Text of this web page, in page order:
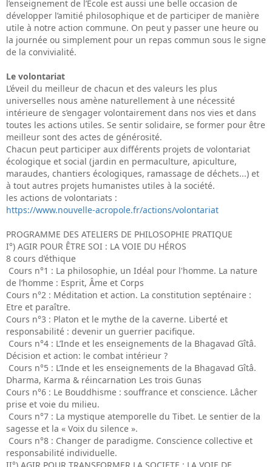
l’enseignement de l’École est aussi une belle occasion de
développer l’amitié philosophique et de participer de manière
utile à notre action commune. On peut y passer une heure ou
la journée ou simplement pour un repas commun sous le signe
de la convivialité.
Le volontariat
L’éveil du meilleur de chacun et des valeurs les plus
universelles nous amène naturellement à une nécessité
intérieure de s’engager volontairement dans nos vies et dans
toutes les actions utiles. Se sentir solidaire, se former pour être
meilleur sont des actes de générosité.
Chacun peut participer aux différents projets de volontariat
écologique et social (jardin en permaculture, apiculture,
maraudes, chantiers écologiques, ramassage de déchets...) et
à tout autres projets humanistes utiles à la société.
les actions de volontariats :
https://www.nouvelle-acropole.fr/actions/volontariat
PROGRAMME DES ATELIERS DE PHILOSOPHIE PRATIQUE
I°) AGIR POUR ÊTRE SOI : LA VOIE DU HÉROS
8 cours d’éthique
Cours n°1 : La philosophie, un Idéal pour l'homme. La nature
de l’homme : Esprit, Âme et Corps
Cours n°2 : Méditation et action. La constitution septénaire :
Etre et paraître.
Cours n°3 : Platon et le mythe de la caverne. Liberté et
responsabilité : devenir un guerrier pacifique.
Cours n°4 : L’Inde et les enseignements de la Bhagavad Gîtâ.
Décision et action: le combat intérieur ?
Cours n°5 : L’Inde et les enseignements de la Bhagavad Gîtâ.
Dharma, Karma & réincarnation Les trois Gunas
Cours n°6 : Le Bouddhisme : souffrance et conscience. Lâcher
prise et voie du milieu.
Cours n°7 : La mystique atemporelle du Tibet. Le sentier de la
sagesse et la « Voix du silence ».
Cours n°8 : Changer de paradigme. Conscience collective et
responsabilité individuelle.
II°) AGIR POUR TRANSFORMER LA SOCIETE : LA VOIE DE